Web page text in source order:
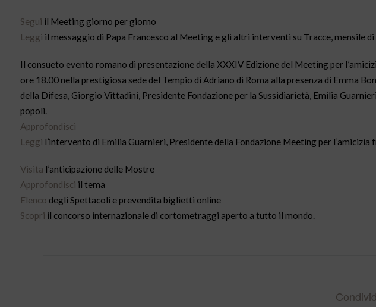
Segui il Meeting giorno per giorno
Leggi il messaggio di Papa Francesco al Meeting e gli altri interventi su Tracce, mensile di
Il consueto evento romano di presentazione della XXXIV Edizione del Meeting per
ore 18.00 nella prestigiosa sede del Tempio di Adriano di Roma alla presenza di Emma
della Difesa, Giorgio Vittadini, Presidente Fondazione per la Sussidiarietà, Emilia
popoli.
Approfondisci
Leggi l’intervento di Emilia Guarnieri, Presidente della Fondazione Meeting per l’amicizia
Visita l’anticipazione delle Mostre
Approfondisci il tema
Elenco degli Spettacoli e prevendita biglietti online
Scopri il concorso internazionale di cortometraggi aperto a tutto il mondo.